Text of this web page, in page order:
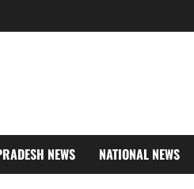
NEWS NATIONAL NEWS